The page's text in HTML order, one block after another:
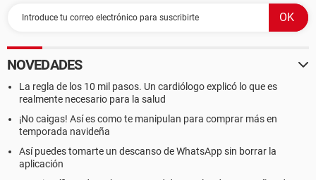
NOVEDADES
La regla de los 10 mil pasos. Un cardiólogo explicó lo que es
realmente necesario para la salud
¡No caigas! Así es como te manipulan para comprar más en
temporada navideña
Así puedes tomarte un descanso de WhatsApp sin borrar la
aplicación